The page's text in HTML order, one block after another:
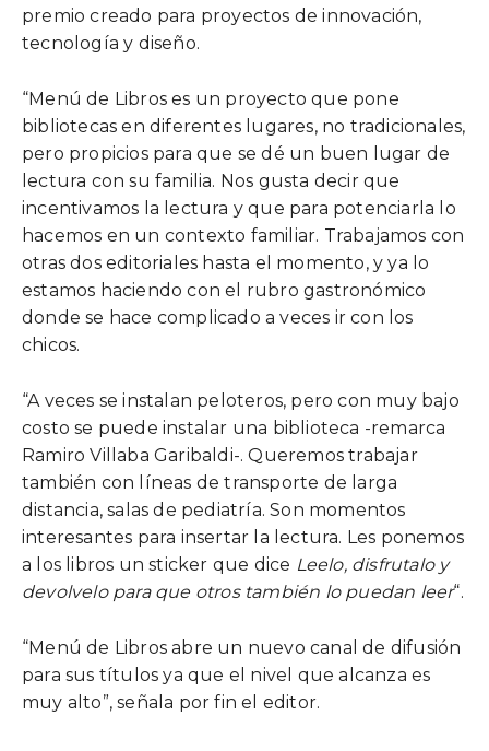
premio creado para proyectos de innovación,
tecnología y diseño.
“Menú de Libros es un proyecto que pone
bibliotecas en diferentes lugares, no tradicionales,
pero propicios para que se dé un buen lugar de
lectura con su familia. Nos gusta decir que
incentivamos la lectura y que para potenciarla lo
hacemos en un contexto familiar. Trabajamos con
otras dos editoriales hasta el momento, y ya lo
estamos haciendo con el rubro gastronómico
donde se hace complicado a veces ir con los
chicos.
“A veces se instalan peloteros, pero con muy bajo
costo se puede instalar una biblioteca -remarca
Ramiro Villaba Garibaldi-. Queremos trabajar
también con líneas de transporte de larga
distancia, salas de pediatría. Son momentos
interesantes para insertar la lectura. Les ponemos
a los libros un sticker que dice Leelo, disfrutalo y
devolvelo para que otros también lo puedan leer“.
“Menú de Libros abre un nuevo canal de difusión
para sus títulos ya que el nivel que alcanza es
muy alto”, señala por fin el editor.